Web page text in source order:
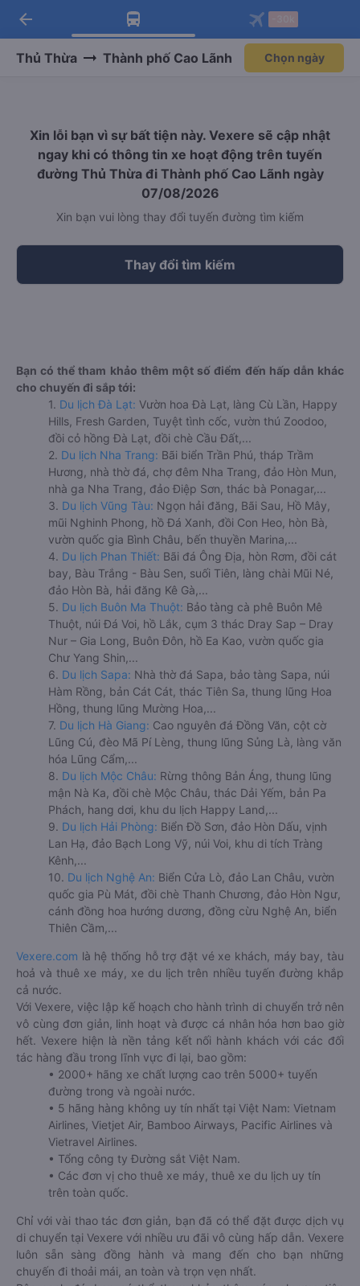
Tải app Vexere ngay!
Nhận ưu đãi thành viên độc
Mở app
Tải app Vexere
-30k/ghế khi đặt vé máy bay qua
Mở app
arrow_back
Thủ Thừa Thành phố Cao Lãnh Chọn ngày
Xin lỗi bạn vì sự bất tiện này. Vexere sẽ cập nhật
ngay khi có thông tin xe hoạt động trên tuyến
đường Thủ Thừa đi Thành phố Cao Lãnh ngày
07/08/2026
Xin bạn vui lòng thay đổi tuyến đường tìm kiếm
Thay đổi tìm kiếm
Bạn có thể tham khảo thêm một số điểm đến hấp dẫn khác
cho chuyến đi sắp tới:
1. Du lịch Đà Lạt: Vườn hoa Đà Lạt, làng Cù Lần, Happy
Hills, Fresh Garden, Tuyệt tình cốc, vườn thú Zoodoo,
đồi cỏ hồng Đà Lạt, đồi chè Cầu Đất,...
2. Du lịch Nha Trang: Bãi biển Trần Phú, tháp Trầm
Hương, nhà thờ đá, chợ đêm Nha Trang, đảo Hòn Mun,
nhà ga Nha Trang, đảo Điệp Sơn, thác bà Ponagar,...
3. Du lịch Vũng Tàu: Ngọn hải đăng, Bãi Sau, Hồ Mây,
mũi Nghinh Phong, hồ Đá Xanh, đồi Con Heo, hòn Bà,
vườn quốc gia Bình Châu, bến thuyền Marina,...
4. Du lịch Phan Thiết: Bãi đá Ông Địa, hòn Rơm, đồi cát
bay, Bàu Trắng - Bàu Sen, suối Tiên, làng chài Mũi Né,
đảo Hòn Bà, hải đăng Kê Gà,...
5. Du lịch Buôn Ma Thuột: Bảo tàng cà phê Buôn Mê
Thuột, núi Đá Voi, hồ Lắk, cụm 3 thác Dray Sap – Dray
Nur – Gia Long, Buôn Đôn, hồ Ea Kao, vườn quốc gia
Chư Yang Shin,...
6. Du lịch Sapa: Nhà thờ đá Sapa, bảo tàng Sapa, núi
Hàm Rồng, bản Cát Cát, thác Tiên Sa, thung lũng Hoa
Hồng, thung lũng Mường Hoa,...
7. Du lịch Hà Giang: Cao nguyên đá Đồng Văn, cột cờ
Lũng Cú, đèo Mã Pí Lèng, thung lũng Sủng Là, làng văn
hóa Lũng Cẩm,...
8. Du lịch Mộc Châu: Rừng thông Bản Áng, thung lũng
mận Nà Ka, đồi chè Mộc Châu, thác Dải Yếm, bản Pa
Phách, hang dơi, khu du lịch Happy Land,...
9. Du lịch Hải Phòng: Biển Đồ Sơn, đảo Hòn Dấu, vịnh
Lan Hạ, đảo Bạch Long Vỹ, núi Voi, khu di tích Tràng
Kênh,...
10. Du lịch Nghệ An: Biển Cửa Lò, đảo Lan Châu, vườn
quốc gia Pù Mát, đồi chè Thanh Chương, đảo Hòn Ngư,
cánh đồng hoa hướng dương, đồng cừu Nghệ An, biển
Thiên Cầm,...
Vexere.com là hệ thống hỗ trợ đặt vé xe khách, máy bay, tàu
hoả và thuê xe máy, xe du lịch trên nhiều tuyến đường khắp
cả nước.
Với Vexere, việc lập kế hoạch cho hành trình di chuyển trở nên
vô cùng đơn giản, linh hoạt và được cá nhân hóa hơn bao giờ
hết. Vexere hiện là nền tảng kết nối hành khách với các đối
tác hàng đầu trong lĩnh vực đi lại, bao gồm:
• 2000+ hãng xe chất lượng cao trên 5000+ tuyến
đường trong và ngoài nước.
• 5 hãng hàng không uy tín nhất tại Việt Nam: Vietnam
Airlines, Vietjet Air, Bamboo Airways, Pacific Airlines và
Vietravel Airlines.
• Tổng công ty Đường sắt Việt Nam.
• Các đơn vị cho thuê xe máy, thuê xe du lịch uy tín
trên toàn quốc.
Chỉ với vài thao tác đơn giản, bạn đã có thể đặt được dịch vụ
di chuyển tại Vexere với nhiều ưu đãi vô cùng hấp dẫn. Vexere
luôn sẵn sàng đồng hành và mang đến cho bạn những
chuyến đi thoải mái, an toàn và trọn vẹn nhất.